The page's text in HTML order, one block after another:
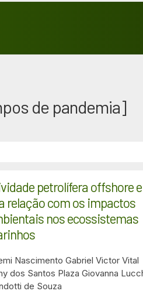
de pandemia]
petrolífera offshore e
relação com os impactos
nos ecossistemas
Nascimento Gabriel Victor Vital
dos Santos Plaza Giovanna
de Souza